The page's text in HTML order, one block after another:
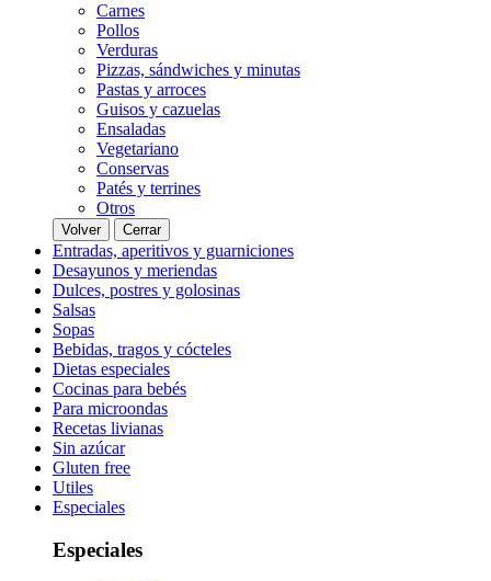
Carnes
Pollos
Verduras
Pizzas, sándwiches y minutas
Pastas y arroces
Guisos y cazuelas
Ensaladas
Vegetariano
Conservas
Patés y terrines
Otros
Volver Cerrar
Entradas, aperitivos y guarniciones
Desayunos y meriendas
Dulces, postres y golosinas
Salsas
Sopas
Bebidas, tragos y cócteles
Dietas especiales
Cocinas para bebés
Para microondas
Recetas livianas
Sin azúcar
Gluten free
Utiles
Especiales
Especiales